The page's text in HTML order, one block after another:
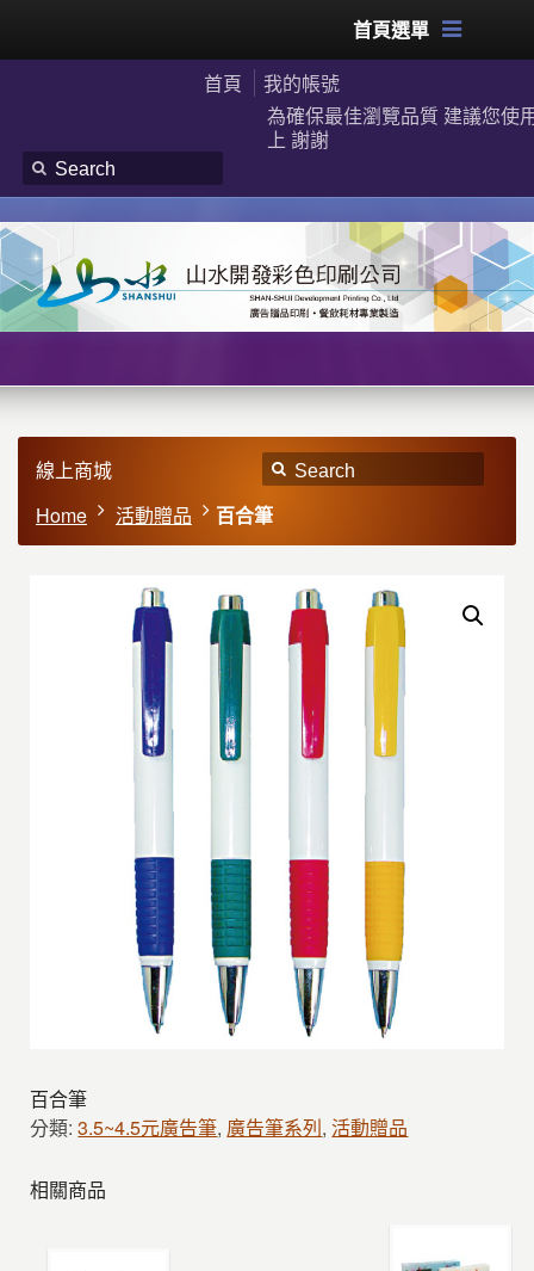
首頁選單
首頁
我的帳號
為確保最佳瀏覽品質 建議您使
上 謝謝
線上商城
Home
活動贈品 百合筆
百合筆
分類:3.5~4.5元廣告筆, 廣告筆系列,活動贈品
相關商品